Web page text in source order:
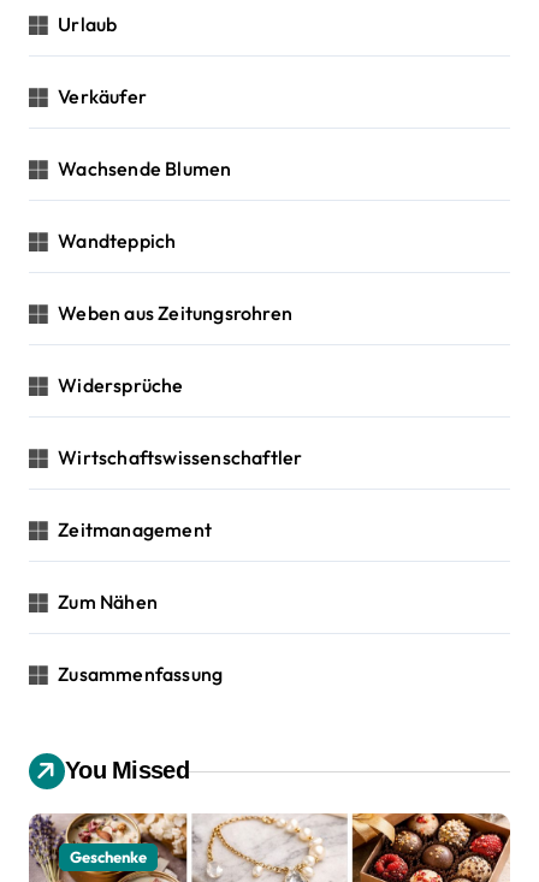
Urlaub
Verkäufer
Wachsende Blumen
Wandteppich
Weben aus Zeitungsrohren
Widersprüche
Wirtschaftswissenschaftler
Zeitmanagement
Zum Nähen
Zusammenfassung
You Missed
Geschenke